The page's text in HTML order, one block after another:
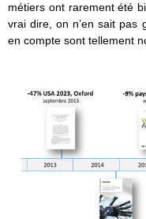
métiers ont rarement été
vrai dire, on n’en sait pas
en compte sont tellement